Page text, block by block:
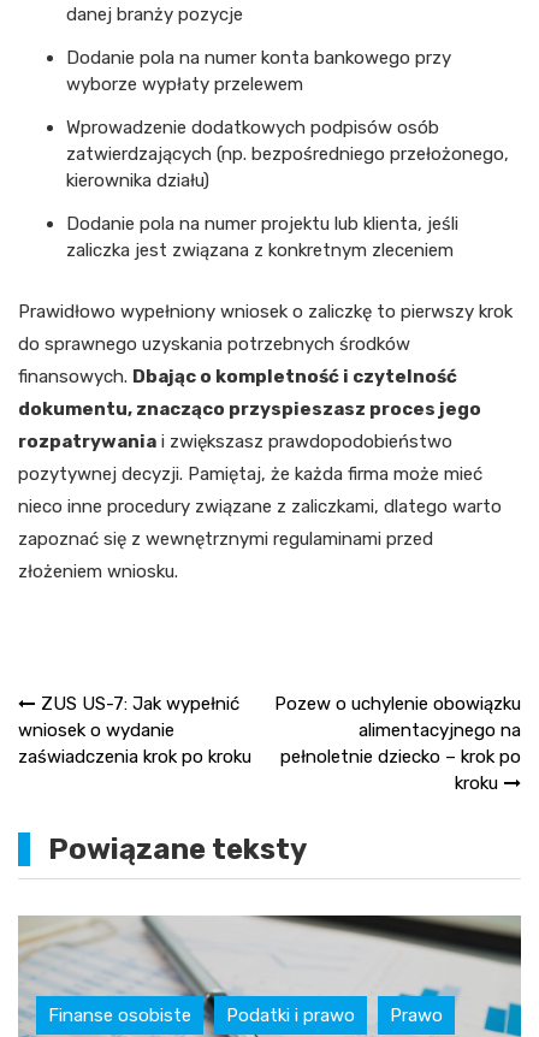
danej branży pozycje
Dodanie pola na numer konta bankowego przy
wyborze wypłaty przelewem
Wprowadzenie dodatkowych podpisów osób
zatwierdzających (np. bezpośredniego przełożonego,
kierownika działu)
Dodanie pola na numer projektu lub klienta, jeśli
zaliczka jest związana z konkretnym zleceniem
Prawidłowo wypełniony wniosek o zaliczkę to pierwszy krok
do sprawnego uzyskania potrzebnych środków
finansowych. Dbając o kompletność i czytelność
dokumentu, znacząco przyspieszasz proces jego
rozpatrywania i zwiększasz prawdopodobieństwo
pozytywnej decyzji. Pamiętaj, że każda firma może mieć
nieco inne procedury związane z zaliczkami, dlatego warto
zapoznać się z wewnętrznymi regulaminami przed
złożeniem wniosku.
Nawigacja
wpisu
ZUS US-7: Jak wypełnić
wniosek o wydanie
zaświadczenia krok po kroku
Pozew o uchylenie obowiązku
alimentacyjnego na
pełnoletnie dziecko – krok po
kroku
Powiązane teksty
Finanse osobiste Podatki i prawo Prawo